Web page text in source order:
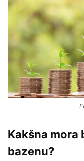
Kakšna
bazenu?